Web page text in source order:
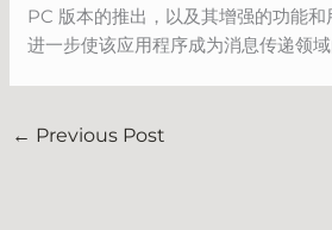
PC 版本的推出，以及其增强的功能和
进一步使该应用程序成为消息传递领域
← Previous Post